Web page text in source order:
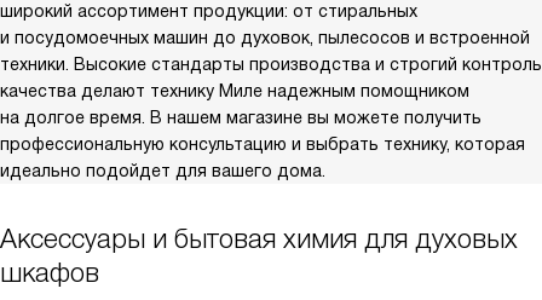
широкий ассортимент продукции: от стиральных
и посудомоечных машин до духовок, пылесосов и встроенной
техники. Высокие стандарты производства и строгий контроль
качества делают технику Миле надежным помощником
на долгое время. В нашем магазине вы можете получить
профессиональную консультацию и выбрать технику, которая
идеально подойдет для вашего дома.
Аксессуары и бытовая химия для духовых
шкафов